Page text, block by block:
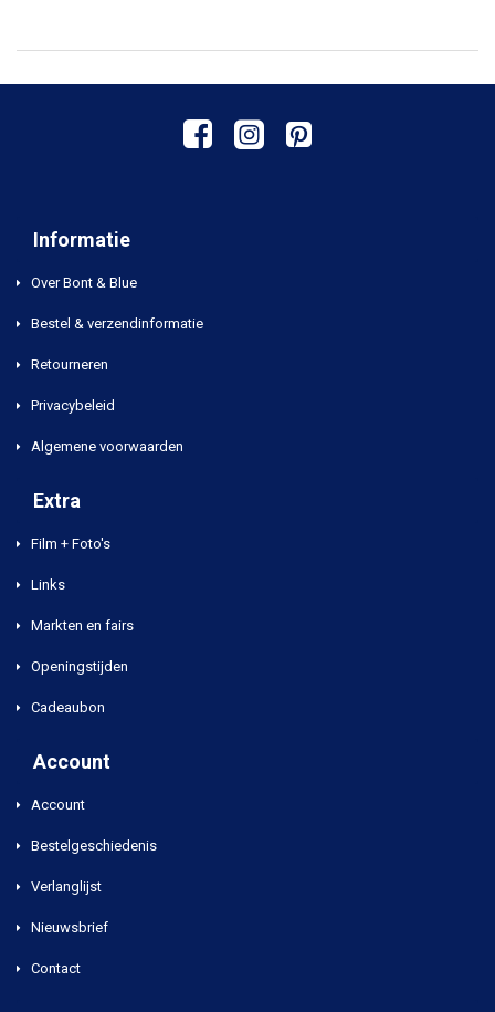
Informatie
Over Bont & Blue
Bestel & verzendinformatie
Retourneren
Privacybeleid
Algemene voorwaarden
Extra
Film + Foto's
Links
Markten en fairs
Openingstijden
Cadeaubon
Account
Account
Bestelgeschiedenis
Verlanglijst
Nieuwsbrief
Contact